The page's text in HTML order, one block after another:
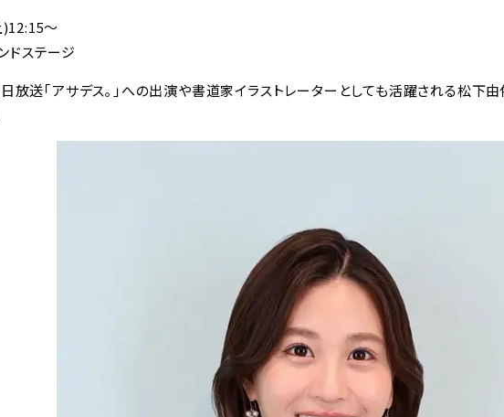
～
ドステージ
放送｢アサデス｡｣への出演や書道家イラストレーターとしても活躍される松下